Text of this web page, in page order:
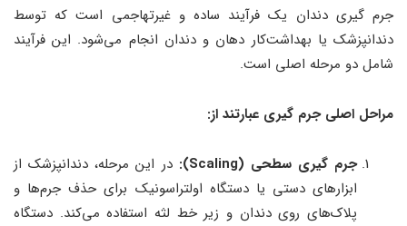
جرم‌ گیری دندان یک فرآیند ساده و غیرتهاجمی است که توسط
دندانپزشک یا بهداشت‌کار دهان و دندان انجام می‌شود. این فرآیند
شامل دو مرحله اصلی است.
مراحل اصلی جرم‌ گیری عبارتند از:
جرم‌ گیری سطحی (Scaling):
در این مرحله، دندانپزشک از
ابزارهای دستی یا دستگاه اولتراسونیک برای حذف جرم‌ها و
پلاک‌های روی دندان و زیر خط لثه استفاده می‌کند. دستگاه